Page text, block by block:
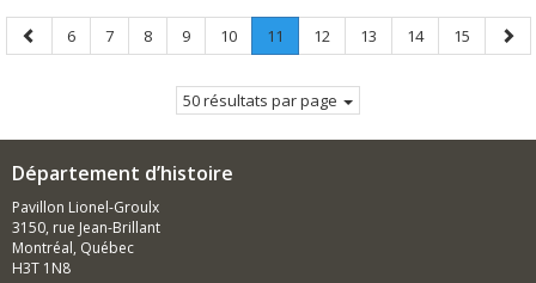
Page
précédente
Page
6 Page
7 Page
8 Page
9 Page
10 Page
11
Page
Page
12 Page
13 Page
14 Page
15
Page
50 résultats par page
Département d’histoire
Pavillon Lionel-Groulx
3150, rue Jean-Brillant
Montréal, Québec
H3T 1N8